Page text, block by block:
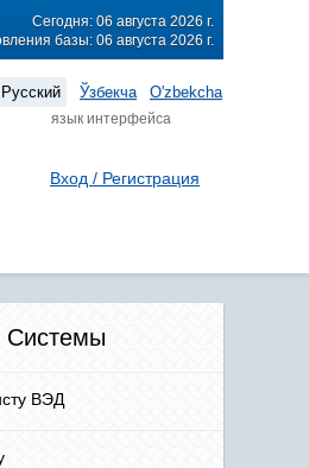
Сегодня: 06 августа 2026 г.
базы: 06 августа 2026 г.
Русский Ўзбекча O'zbekcha
язык интерфейса
Вход / Регистрация
Системы
ВЭД